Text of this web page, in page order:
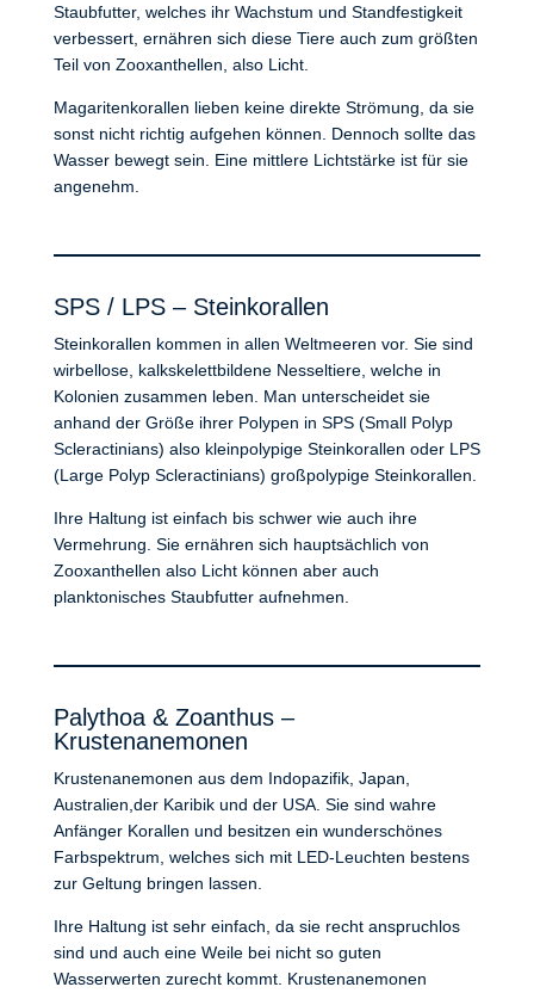
Staubfutter, welches ihr Wachstum und Standfestigkeit
verbessert, ernähren sich diese Tiere auch zum größten
Teil von Zooxanthellen, also Licht.
Magaritenkorallen lieben keine direkte Strömung, da sie
sonst nicht richtig aufgehen können. Dennoch sollte das
Wasser bewegt sein. Eine mittlere Lichtstärke ist für sie
angenehm.
SPS / LPS – Steinkorallen
Steinkorallen kommen in allen Weltmeeren vor. Sie sind
wirbellose, kalkskelettbildene Nesseltiere, welche in
Kolonien zusammen leben. Man unterscheidet sie
anhand der Größe ihrer Polypen in SPS (Small Polyp
Scleractinians) also kleinpolypige Steinkorallen oder LPS
(Large Polyp Scleractinians) großpolypige Steinkorallen.
Ihre Haltung ist einfach bis schwer wie auch ihre
Vermehrung. Sie ernähren sich hauptsächlich von
Zooxanthellen also Licht können aber auch
planktonisches Staubfutter aufnehmen.
Palythoa & Zoanthus –
Krustenanemonen
Krustenanemonen aus dem Indopazifik, Japan,
Australien,der Karibik und der USA. Sie sind wahre
Anfänger Korallen und besitzen ein wunderschönes
Farbspektrum, welches sich mit LED-Leuchten bestens
zur Geltung bringen lassen.
Ihre Haltung ist sehr einfach, da sie recht anspruchlos
sind und auch eine Weile bei nicht so guten
Wasserwerten zurecht kommt. Krustenanemonen